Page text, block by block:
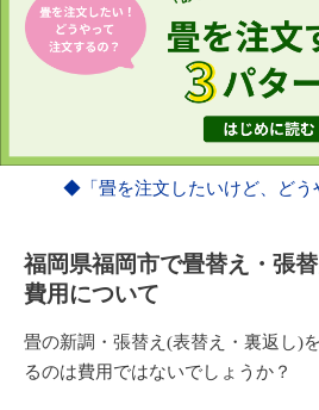
◆「畳を注文したいけど、どう
福岡県福岡市で畳替え・張
費用について
畳の新調・張替え(表替え・裏返し)
るのは費用ではないでしょうか？